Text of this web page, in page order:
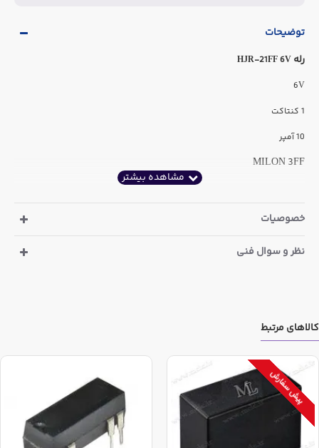
توضیحات
رله HJR-21FF 6V
6V
1 کنتاکت
10 آمپر
MILON 3FF
خصوصیات
نظر و سوال فنی
کالاهای مرتبط
پیش سفارش